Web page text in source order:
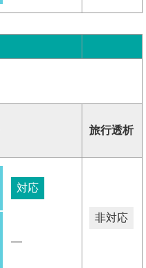
旅行透析
対応
―
非対応